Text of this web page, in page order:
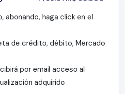
DEXMEDETOMIDINA
abonando, haga click en el
de crédito, débito, Mercado
por email acceso al
adquirido